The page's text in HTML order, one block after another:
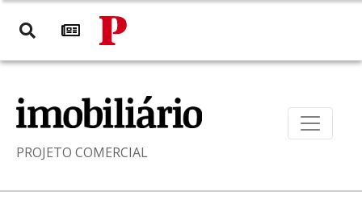
PROJETO COMERCIAL